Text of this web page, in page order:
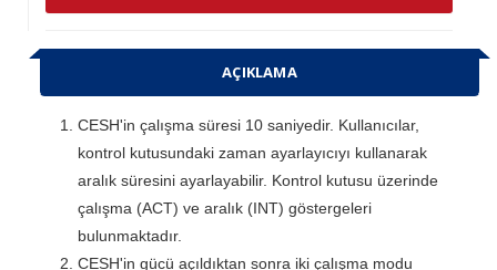
AÇIKLAMA
CESH'in çalışma süresi 10 saniyedir. Kullanıcılar,
kontrol kutusundaki zaman ayarlayıcıyı kullanarak
aralık süresini ayarlayabilir. Kontrol kutusu üzerinde
çalışma (ACT) ve aralık (INT) göstergeleri
bulunmaktadır.
CESH'in gücü açıldıktan sonra iki çalışma modu